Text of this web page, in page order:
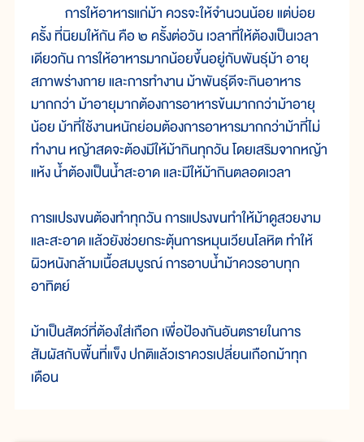
การให้อาหารแก่ม้า ควรจะให้จำนวนน้อย แต่บ่อย
ครั้ง ที่นิยมให้กัน คือ ๒ ครั้งต่อวัน เวลาที่ให้ต้องเป็นเวลา
เดียวกัน การให้อาหารมากน้อยขึ้นอยู่กับพันธุ์ม้า อายุ
สภาพร่างกาย และการทำงาน ม้าพันธุ์ดีจะกินอาหาร
มากกว่า ม้าอายุมากต้องการอาหารข้นมากกว่าม้าอายุ
น้อย ม้าที่ใช้งานหนักย่อมต้องการอาหารมากกว่าม้าที่ไม่
ทำงาน หญ้าสดจะต้องมีให้ม้ากินทุกวัน โดยเสริมจากหญ้า
แห้ง น้ำต้องเป็นน้ำสะอาด และมีให้ม้ากินตลอดเวลา
การแปรงขนต้องทำทุกวัน การแปรงขนทำให้ม้าดูสวยงาม
และสะอาด แล้วยังช่วยกระตุ้นการหมุนเวียนโลหิต ทำให้
ผิวหนังกล้ามเนื้อสมบูรณ์ การอาบน้ำม้าควรอาบทุก
อาทิตย์
ม้าเป็นสัตว์ที่ต้องใส่เกือก เพื่อป้องกันอันตรายในการ
สัมผัสกับพื้นที่แข็ง ปกติแล้วเราควรเปลี่ยนเกือกม้าทุก
เดือน